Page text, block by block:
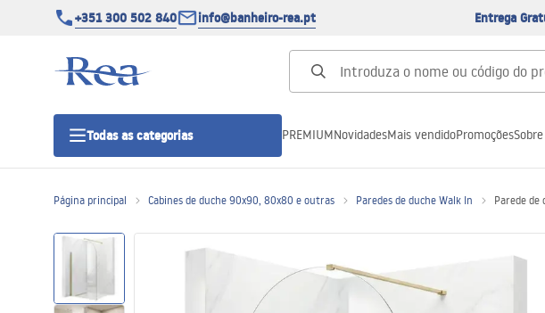
+351 300 502 840 info@banheiro-rea.pt Entrega
Todas as categorias
outras
PREMIUMNovidadesMais vendidoPromoções
Página principal Cabines de duche 90x90, 80x80 e outras Paredes de duche Walk In Parede de